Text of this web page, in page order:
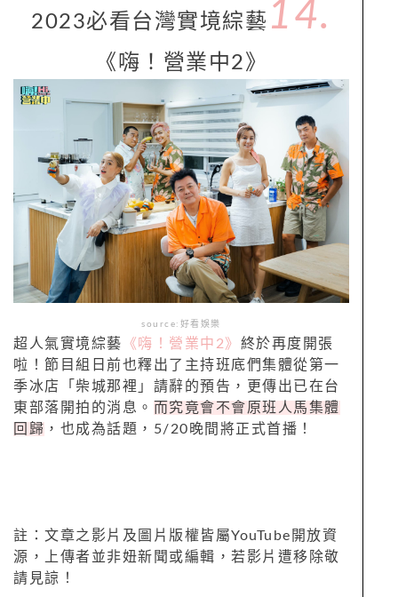
2023必看台灣實境綜藝 14.
《嗨！營業中2》
source:好看娛樂
超人氣實境綜藝 《嗨！營業中2》 終於再度開張
啦！節目組日前也釋出了主持班底們集體從第一
季冰店「柴城那裡」請辭的預告，更傳出已在台
東部落開拍的消息。 而究竟會不會原班人馬集體
回歸 ，也成為話題，5/20晚間將正式首播！
註：文章之影片及圖片版權皆屬YouTube開放資
源，上傳者並非妞新聞或編輯，若影片遭移除敬
請見諒！